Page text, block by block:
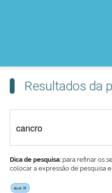
Resultados da
Dica de pesquisa: para refinar os
colocar a expressão de pesquisa
aue